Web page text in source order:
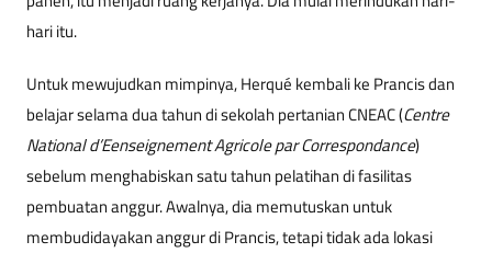
hari itu.
Untuk mewujudkan mimpinya, Herqué kembali ke Prancis dan
belajar selama dua tahun di sekolah pertanian CNEAC (Centre
National d’Eenseignement Agricole par Correspondance)
sebelum menghabiskan satu tahun pelatihan di fasilitas
pembuatan anggur. Awalnya, dia memutuskan untuk
membudidayakan anggur di Prancis, tetapi tidak ada lokasi